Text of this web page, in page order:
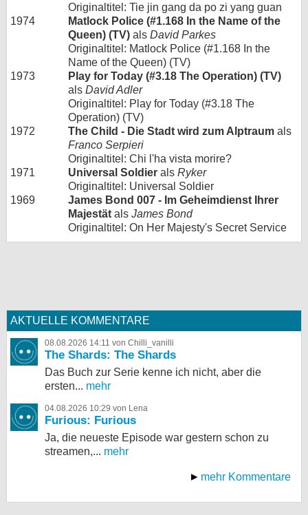
Originaltitel: Tie jin gang da po zi yang guan
1974
Matlock Police (#1.168 In the Name of the
Queen) (TV) als David Parkes
Originaltitel: Matlock Police (#1.168 In the
Name of the Queen) (TV)
1973
Play for Today (#3.18 The Operation) (TV)
als David Adler
Originaltitel: Play for Today (#3.18 The
Operation) (TV)
1972
The Child - Die Stadt wird zum Alptraum als
Franco Serpieri
Originaltitel: Chi l'ha vista morire?
1971
Universal Soldier als Ryker
Originaltitel: Universal Soldier
1969
James Bond 007 - Im Geheimdienst Ihrer
Majestät als James Bond
Originaltitel: On Her Majesty's Secret Service
AKTUELLE KOMMENTARE
08.08.2026 14:11 von Chilli_vanilli
The Shards: The Shards
Das Buch zur Serie kenne ich nicht, aber die
ersten... mehr
04.08.2026 10:29 von Lena
Furious: Furious
Ja, die neueste Episode war gestern schon zu
streamen,... mehr
mehr Kommentare